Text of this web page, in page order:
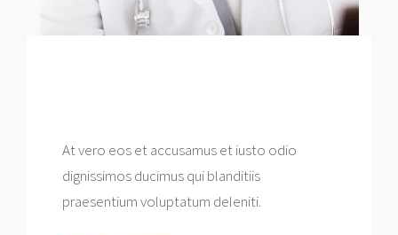
At vero eos et accusamus et iusto odio
dignissimos ducimus qui blanditiis
praesentium voluptatum deleniti.